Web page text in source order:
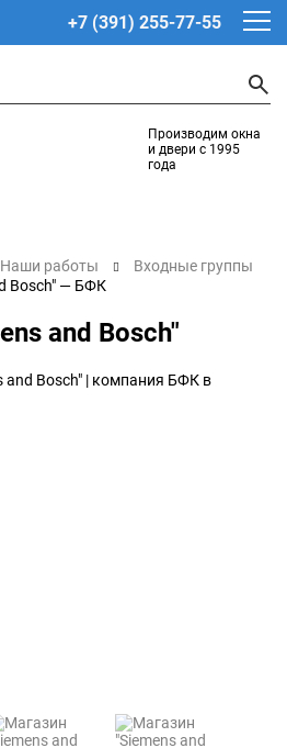
+7 (391) 255-77-55
Производим окна
и двери с 1995
года
Наши работы
Входные группы
Bosch" — БФК
and Bosch"